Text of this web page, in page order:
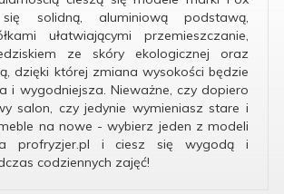
się solidną, aluminiową podstawą,
ułatwiającymi przemieszczanie,
ze skóry ekologicznej oraz
dzięki której zmiana wysokości będzie
i wygodniejsza. Nieważne, czy dopiero
salon, czy jedynie wymieniasz stare i
na nowe - wybierz jeden z modeli
profryzjer.pl i ciesz się wygodą i
codziennych zajęć!